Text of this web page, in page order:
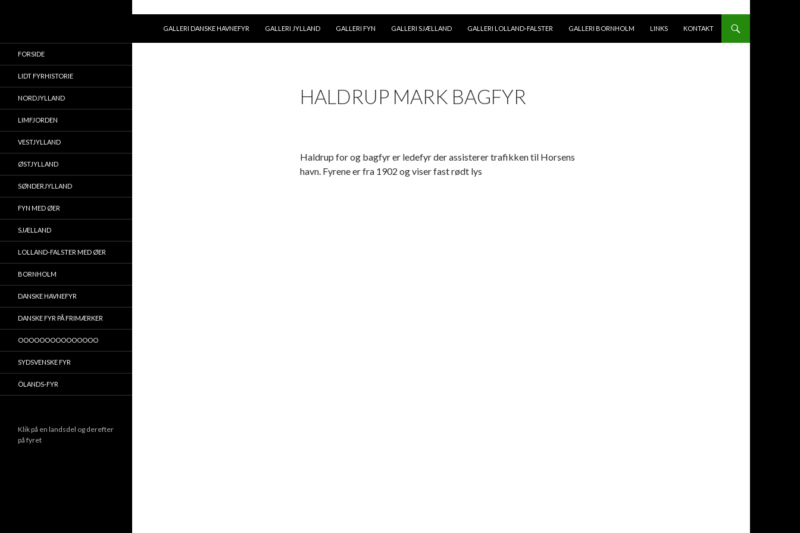
GALLERI DANSKE HAVNEFYR
GALLERI JYLLAND GALLERI FYN GALLERI SJÆLLAND GALLERI LOLLAND-FALSTER GALLERI BORNHOLM LINKS KONTAKT
HALDRUP MARK BAGFYR
Haldrup for og bagfyr er ledefyr der assisterer trafikken til Horsens
havn. Fyrene er fra 1902 og viser fast rødt lys
FORSIDE
LIDT FYRHISTORIE
NORDJYLLAND
LIMFJORDEN
VESTJYLLAND
ØSTJYLLAND
SØNDERJYLLAND
FYN MED ØER
SJÆLLAND
LOLLAND-FALSTER MED ØER
BORNHOLM
DANSKE HAVNEFYR
DANSKE FYR PÅ FRIMÆRKER
OOOOOOOOOOOOOOO
SYDSVENSKE FYR
ÖLANDS-FYR
Klik på en landsdel og derefter
på fyret